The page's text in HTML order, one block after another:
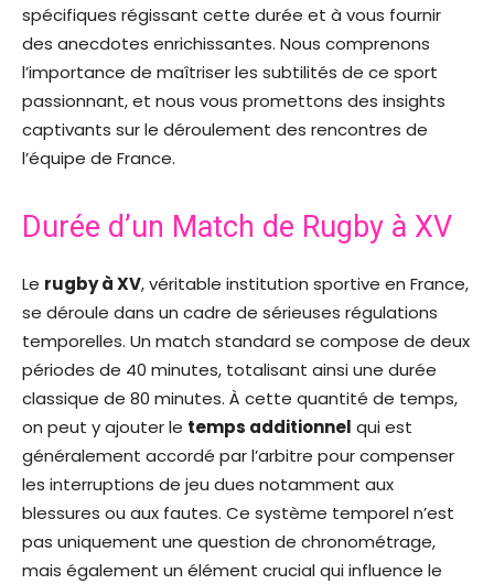
spécifiques régissant cette durée et à vous fournir
des anecdotes enrichissantes. Nous comprenons
l’importance de maîtriser les subtilités de ce sport
passionnant, et nous vous promettons des insights
captivants sur le déroulement des rencontres de
l’équipe de France.
Durée d’un Match de Rugby à XV
Le rugby à XV, véritable institution sportive en France,
se déroule dans un cadre de sérieuses régulations
temporelles. Un match standard se compose de deux
périodes de 40 minutes, totalisant ainsi une durée
classique de 80 minutes. À cette quantité de temps,
on peut y ajouter le temps additionnel qui est
généralement accordé par l’arbitre pour compenser
les interruptions de jeu dues notamment aux
blessures ou aux fautes. Ce système temporel n’est
pas uniquement une question de chronométrage,
mais également un élément crucial qui influence le